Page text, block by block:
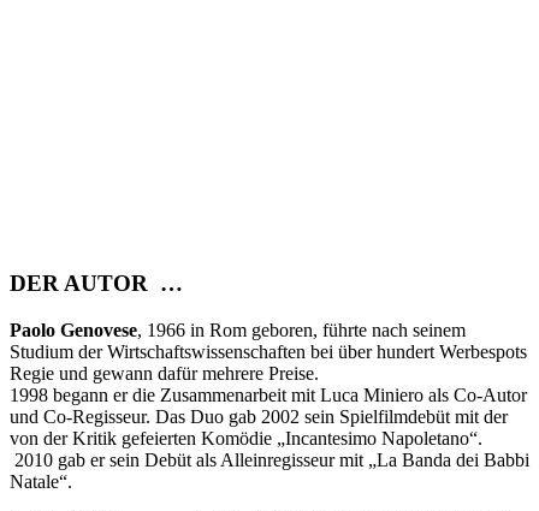
DER AUTOR …
Paolo Genovese, 1966 in Rom geboren, führte nach seinem
Studium der Wirtschaftswissenschaften bei über hundert Werbespots
Regie und gewann dafür mehrere Preise.
1998 begann er die Zusammenarbeit mit Luca Miniero als Co-Autor
und Co-Regisseur. Das Duo gab 2002 sein Spielfilmdebüt mit der
von der Kritik gefeierten Komödie „Incantesimo Napoletano“.
2010 gab er sein Debüt als Alleinregisseur mit „La Banda dei Babbi
Natale“.